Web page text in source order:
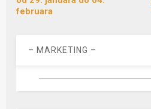
februara
– MARKETING –